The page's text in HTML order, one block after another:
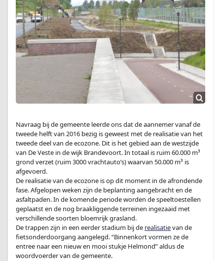
Navraag bij de gemeente leerde ons dat de aannemer vanaf de
tweede helft van 2016 bezig is geweest met de realisatie van het
tweede deel van de ecozone. Dit is het gebied aan de westzijde
van De Veste in de wijk Brandevoort. In totaal is ruim 60.000 m³
grond verzet (ruim 3000 vrachtauto’s) waarvan 50.000 m³ is
afgevoerd.
De realisatie van de ecozone is op dit moment in de afrondende
fase. Afgelopen weken zijn de beplanting aangebracht en de
asfaltpaden. In de komende periode worden de speeltoestellen
geplaatst en de nog braakliggende terreinen ingezaaid met
verschillende soorten bloemrijk grasland.
De trappen zijn in een eerder stadium bij de realisatievan de
fietsonderdoorgang aangelegd. “Binnenkort vormen ze de
entree naar een nieuw en mooi stukje Helmond” aldus de
woordvoerder van de gemeente.